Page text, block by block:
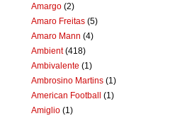
Amargo (2)
Amaro Freitas (5)
Amaro Mann (4)
Ambient (418)
Ambivalente (1)
Ambrosino Martins (1)
American Football (1)
Amiglio (1)